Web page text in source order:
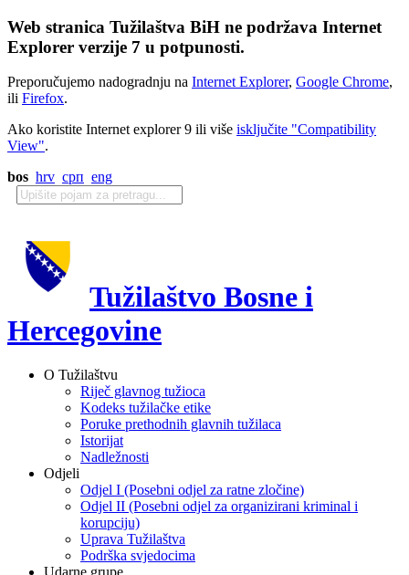
Web stranica Tužilaštva BiH ne podržava Internet
Explorer verzije 7 u potpunosti.
Preporučujemo nadogradnju na Internet Explorer, Google Chrome,
ili Firefox.
Ako koristite Internet explorer 9 ili više isključite "Compatibility
View".
bos hrv срп eng
Tužilaštvo Bosne i
Hercegovine
O Tužilaštvu
Riječ glavnog tužioca
Kodeks tužilačke etike
Poruke prethodnih glavnih tužilaca
Istorijat
Nadležnosti
Odjeli
Odjel I (Posebni odjel za ratne zločine)
Odjel II (Posebni odjel za organizirani kriminal i
korupciju)
Uprava Tužilaštva
Podrška svjedocima